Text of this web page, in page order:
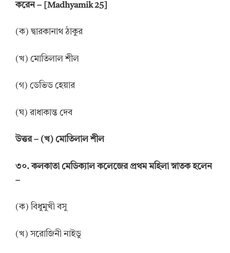
করেন – [Madhyamik 25]
(ক) দ্বারকানাথ ঠাকুর
(খ) মোতিলাল শীল
(গ) ডেভিড হেয়ার
(ঘ) রাধাকান্ত দেব
উত্তর– (খ) মোতিলাল শীল
৩০. কলকাতা মেডিক্যাল কলেজের প্রথম মহিলা স্নাতক হলেন
–
(ক) বিধুমুখী বসু
(খ) সরোজিনী নাইডু